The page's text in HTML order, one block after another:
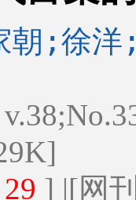
朝;徐
29 ] |[网